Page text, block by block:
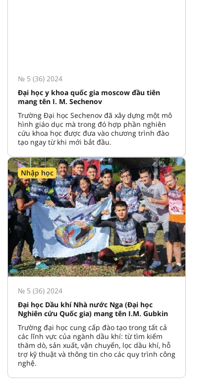
№ 5 (36) 2024
Đại học y khoa quốc gia moscow đầu tiên
mang tên I. M. Sechenov
Trường Đại học Sechenov đã xây dựng một mô
hình giáo dục mà trong đó hợp phần nghiên
cứu khoa học được đưa vào chương trình đào
tạo ngay từ khi mới bắt đầu.
Nhập học
№ 5 (36) 2024
Đại học Dầu khí Nhà nước Nga (Đại học
Nghiên cứu Quốc gia) mang tên I.M. Gubkin
Trường đại học cung cấp đào tạo trong tất cả
các lĩnh vực của ngành dầu khí: từ tìm kiếm
thăm dò, sản xuất, vận chuyển, lọc dầu khí, hỗ
trợ kỹ thuật và thông tin cho các quy trình công
nghệ.